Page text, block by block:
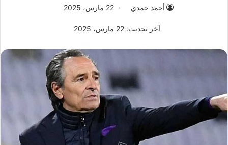
أحمد حمدي 22 مارس، 2025
آخر تحديث: 22 مارس، 2025